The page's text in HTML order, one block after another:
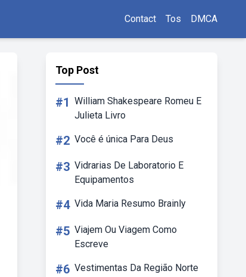
Contact Tos DMCA
Top Post
#1 William Shakespeare Romeu E
Julieta Livro
#2 Você é única Para Deus
#3 Vidrarias De Laboratorio E
Equipamentos
#4 Vida Maria Resumo Brainly
#5 Viajem Ou Viagem Como
Escreve
#6 Vestimentas Da Região Norte